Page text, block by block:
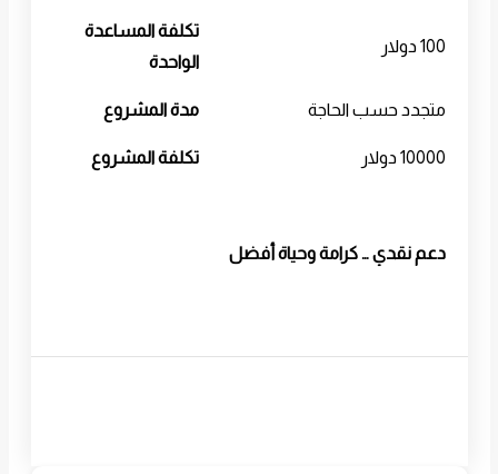
100 دولار
تكلفة المساعدة
الواحدة
متجدد حسب الحاجة مدة المشروع
10000 دولار تكلفة المشروع
دعم نقدي … كرامة وحياة أفضل